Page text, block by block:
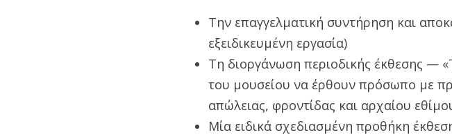
Την επαγγελματική συντήρηση και
εξειδικευμένη εργασία)
Τη διοργάνωση περιοδικής έκθεσης —
του μουσείου να έρθουν πρόσωπο με
απώλειας, φροντίδας και αρχαίου
Μία ειδικά σχεδιασμένη προθήκη